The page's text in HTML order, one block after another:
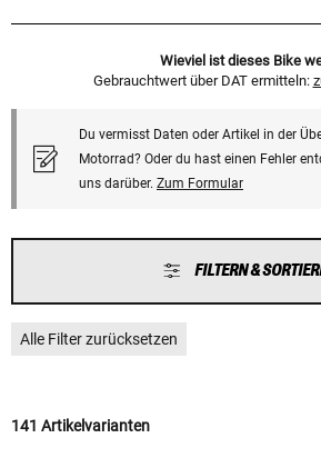
Wieviel ist dieses Bike
Gebrauchtwert über DAT ermitteln:
Du vermisst Daten oder Artikel in der
Motorrad? Oder du hast einen Fehler
uns darüber. Zum Formular
FILTERN &
Alle Filter zurücksetzen
141 Artikelvarianten